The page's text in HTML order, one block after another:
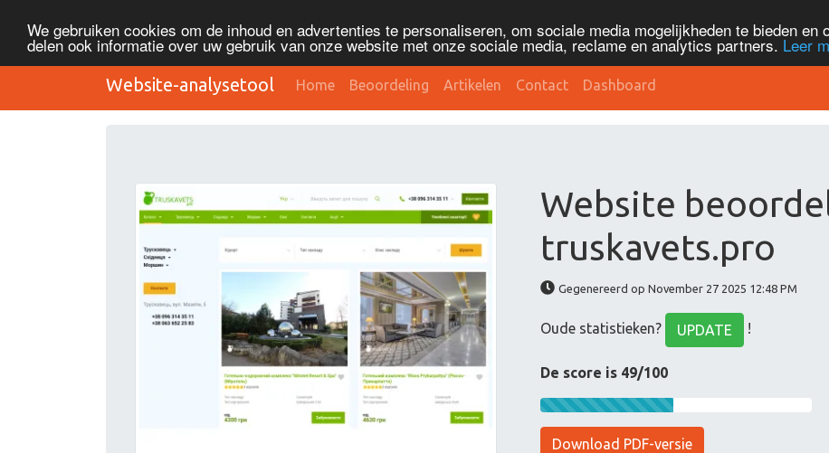
We gebruiken cookies om de inhoud en advertenties te personaliseren, om sociale media mogelijkheden te bieden en
delen ook informatie over uw gebruik van onze website met onze sociale media, reclame en analytics partners. Leer
Website-analysetool Home Beoordeling Artikelen Contact Dashboard
Website
truskavets.pro
Gegenereerd op November 27 2025 12:48 PM
Oude statistieken? UPDATE !
De score is 49/100
Download PDF-versie